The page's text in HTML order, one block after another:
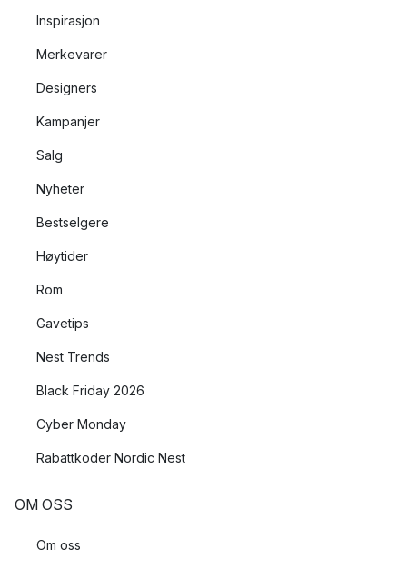
Inspirasjon
Merkevarer
Designers
Kampanjer
Salg
Nyheter
Bestselgere
Høytider
Rom
Gavetips
Nest Trends
Black Friday 2026
Cyber Monday
Rabattkoder Nordic Nest
OM OSS
Om oss